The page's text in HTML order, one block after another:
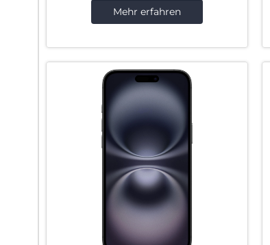
Mehr erfahren